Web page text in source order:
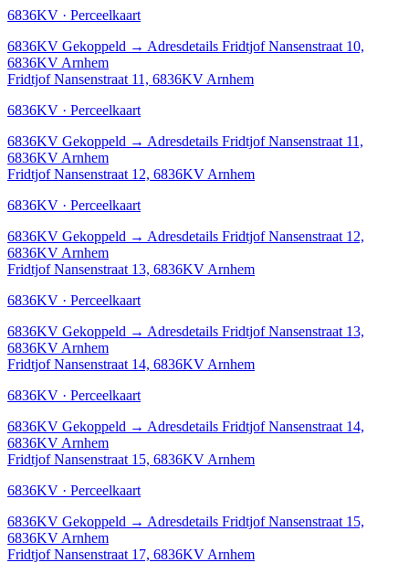
6836KV · Perceelkaart
6836KV Gekoppeld → Adresdetails Fridtjof Nansenstraat 10,
6836KV Arnhem
Fridtjof Nansenstraat 11, 6836KV Arnhem
6836KV · Perceelkaart
6836KV Gekoppeld → Adresdetails Fridtjof Nansenstraat 11,
6836KV Arnhem
Fridtjof Nansenstraat 12, 6836KV Arnhem
6836KV · Perceelkaart
6836KV Gekoppeld → Adresdetails Fridtjof Nansenstraat 12,
6836KV Arnhem
Fridtjof Nansenstraat 13, 6836KV Arnhem
6836KV · Perceelkaart
6836KV Gekoppeld → Adresdetails Fridtjof Nansenstraat 13,
6836KV Arnhem
Fridtjof Nansenstraat 14, 6836KV Arnhem
6836KV · Perceelkaart
6836KV Gekoppeld → Adresdetails Fridtjof Nansenstraat 14,
6836KV Arnhem
Fridtjof Nansenstraat 15, 6836KV Arnhem
6836KV · Perceelkaart
6836KV Gekoppeld → Adresdetails Fridtjof Nansenstraat 15,
6836KV Arnhem
Fridtjof Nansenstraat 17, 6836KV Arnhem